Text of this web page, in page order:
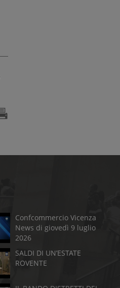
Confcommercio Vicenza
News di giovedì 9 luglio
2026
SALDI DI UN’ESTATE
ROVENTE